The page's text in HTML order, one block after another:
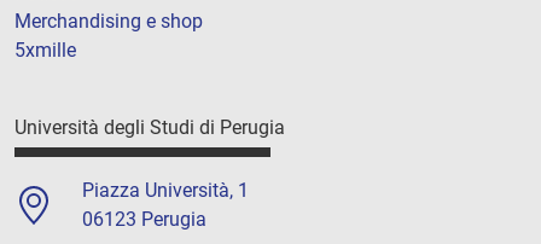
Merchandising e shop
5xmille
Università degli Studi di Perugia
Piazza Università, 1
06123 Perugia